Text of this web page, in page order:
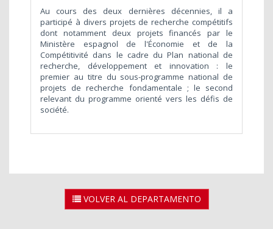
Au cours des deux dernières décennies, il a
participé à divers projets de recherche compétitifs
dont notamment deux projets financés par le
Ministère espagnol de l'Économie et de la
Compétitivité dans le cadre du Plan national de
recherche, développement et innovation : le
premier au titre du sous-programme national de
projets de recherche fondamentale ; le second
relevant du programme orienté vers les défis de
société.
VOLVER AL DEPARTAMENTO